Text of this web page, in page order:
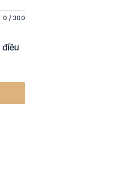
0 /300
điều